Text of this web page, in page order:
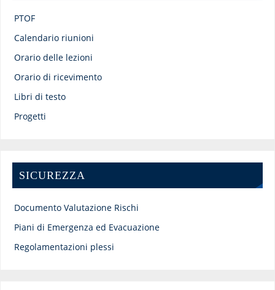
PTOF
Calendario riunioni
Orario delle lezioni
Orario di ricevimento
Libri di testo
Progetti
SICUREZZA
Documento Valutazione Rischi
Piani di Emergenza ed Evacuazione
Regolamentazioni plessi